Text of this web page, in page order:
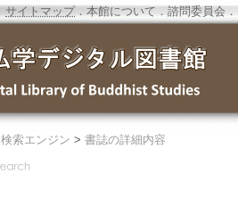
サイトマップ．本館について ． 諮問委員会 ．
検索エンジン > 書誌の詳細内容